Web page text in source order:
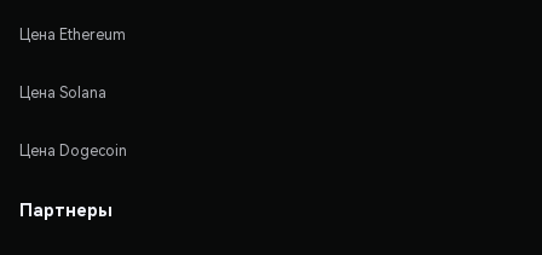
Цена Ethereum
Цена Solana
Цена Dogecoin
Партнеры